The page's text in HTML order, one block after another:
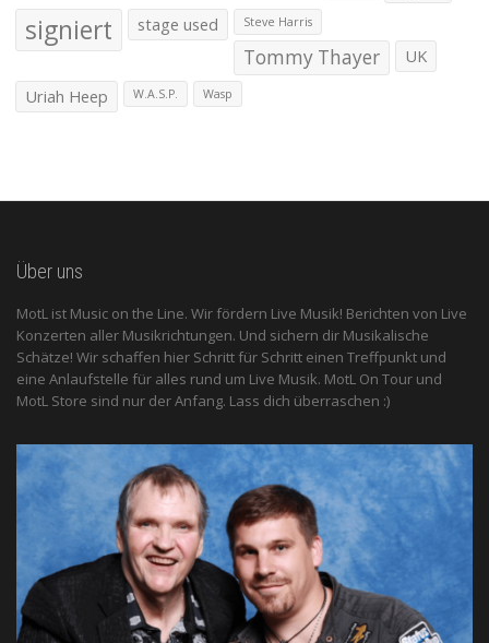
signiert stage used Steve Harris
Tommy Thayer
UK
Uriah Heep
W.A.S.P. Wasp
Über uns
MotL ist Music on the Line. Wir fördern Live Musik! Berichten von Live
Konzerten aller Musikrichtungen. Und sichern dir Musikalische
Schätze! Wir schaffen hier Schritt für Schritt einen Treffpunkt und
eine Anlaufstelle für alles rund um Live Musik. MotL On Tour und
MotL Store sind nur der Anfang. Lass dich überraschen :)